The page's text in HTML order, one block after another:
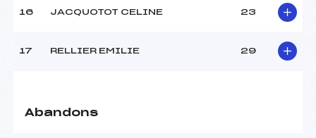
Pénalité appliquée :
215.0000
16 JACQUOTOT CELINE 23
17 RELLIER EMILIE 29
Abandons